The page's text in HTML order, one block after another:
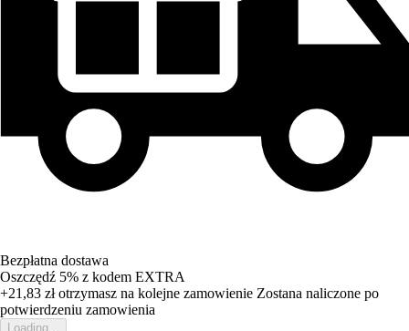
Bezpłatna dostawa
Oszczędź 5% z kodem EXTRA
+21,83 złotrzymasz na kolejne zamowienie Zostana naliczone po
potwierdzeniu zamowienia
Loading...